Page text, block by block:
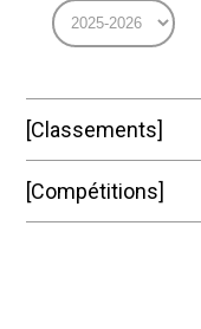
Classements
Compétitions